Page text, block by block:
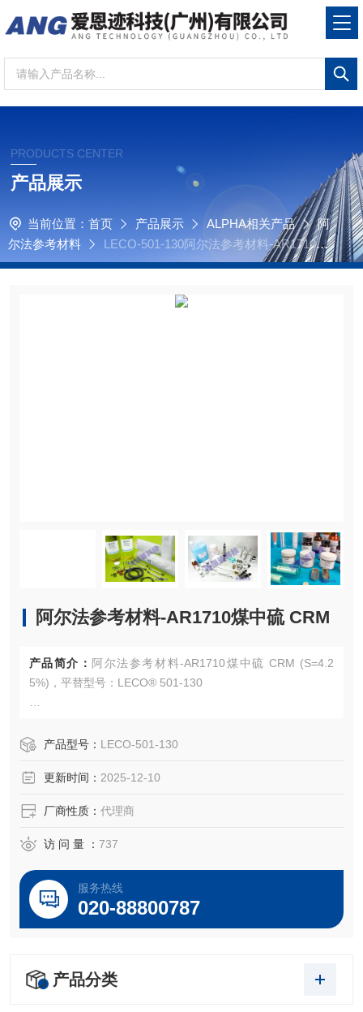
PRODUCTS CENTER
产品展示
当前位置： 首页 产品展示 ALPHA相关产品
阿
尔法参考材料
LECO-501-130阿尔法参考材料-AR1710煤
中硫 CRM
阿尔法参考材料-AR1710煤中硫 CRM
产品简介： 阿尔法参考材料-AR1710煤中硫 CRM (S=4.2
5%)，平替型号：LECO® 501-130
50g/瓶产品型号： LECO-501-130
更新时间： 2025-12-10
厂商性质： 代理商
访 问 量 ： 737
服务热线
020-88800787
产品分类